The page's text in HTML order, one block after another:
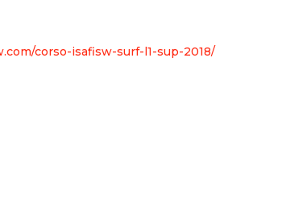
corso-isafisw-surf-l1-sup-2018/